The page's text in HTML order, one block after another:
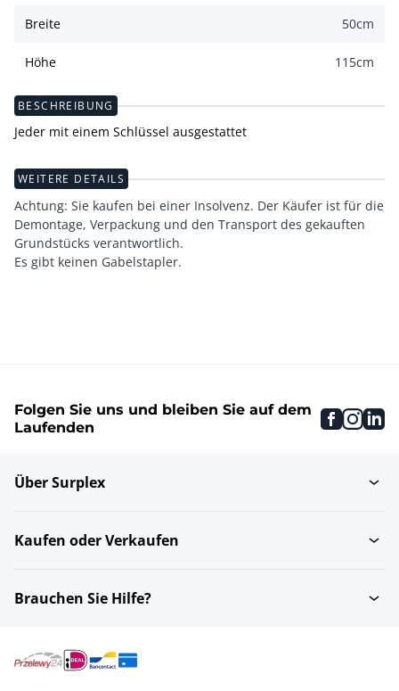
Breite 50cm
Höhe 115cm
BESCHREIBUNG
Jeder mit einem Schlüssel ausgestattet
WEITERE DETAILS
Achtung: Sie kaufen bei einer Insolvenz. Der Käufer ist für die
Demontage, Verpackung und den Transport des gekauften
Grundstücks verantwortlich.
Es gibt keinen Gabelstapler.
Folgen Sie uns und bleiben Sie auf dem
Laufenden
Über Surplex
Kaufen oder Verkaufen
Brauchen Sie Hilfe?